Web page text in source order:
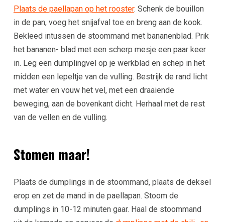
Plaats de paellapan op het rooster. Schenk de bouillon
in de pan, voeg het snijafval toe en breng aan de kook.
Bekleed intussen de stoommand met bananenblad. Prik
het bananen- blad met een scherp mesje een paar keer
in. Leg een dumplingvel op je werkblad en schep in het
midden een lepeltje van de vulling. Bestrijk de rand licht
met water en vouw het vel, met een draaiende
beweging, aan de bovenkant dicht. Herhaal met de rest
van de vellen en de vulling.
Stomen maar!
Plaats de dumplings in de stoommand, plaats de deksel
erop en zet de mand in de paellapan. Stoom de
dumplings in 10-12 minuten gaar. Haal de stoommand